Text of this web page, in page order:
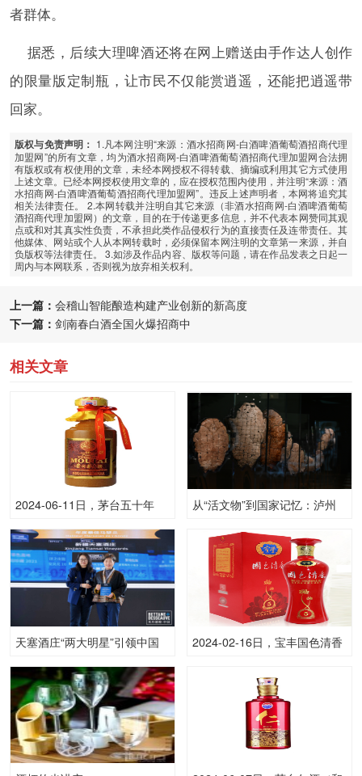
者群体。
据悉，后续大理啤酒还将在网上赠送由手作达人创作
的限量版定制瓶，让市民不仅能赏逍遥，还能把逍遥带
回家。
版权与免责声明： 1.凡本网注明“来源：酒水招商网-白酒啤酒葡萄酒招商代理
加盟网”的所有文章，均为酒水招商网-白酒啤酒葡萄酒招商代理加盟网合法拥
有版权或有权使用的文章，未经本网授权不得转载、摘编或利用其它方式使用
上述文章。已经本网授权使用文章的，应在授权范围内使用，并注明“来源：酒
水招商网-白酒啤酒葡萄酒招商代理加盟网”。违反上述声明者，本网将追究其
相关法律责任。 2.本网转载并注明自其它来源（非酒水招商网-白酒啤酒葡萄
酒招商代理加盟网）的文章，目的在于传递更多信息，并不代表本网赞同其观
点或和对其真实性负责，不承担此类作品侵权行为的直接责任及连带责任。其
他媒体、网站或个人从本网转载时，必须保留本网注明的文章第一来源，并自
负版权等法律责任。 3.如涉及作品内容、版权等问题，请在作品发表之日起一
周内与本网联系，否则视为放弃相关权利。
上一篇： 会稽山智能酿造构建产业创新的新高度
下一篇： 剑南春白酒全国火爆招商中
相关文章
2024-06-11日，茅台五十年
500ML53.00度酒每瓶的价格
是多少呢？
从“活文物”到国家记忆：泸州
名录》
天塞酒庄“两大明星”引领中国
2024-02-16日，宝丰国色清香